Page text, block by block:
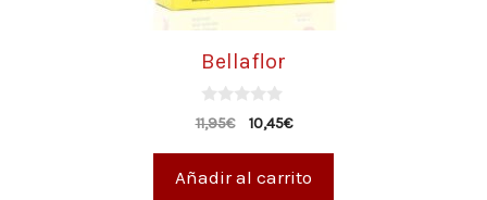
Bellaflor
0
d
11,95€ 10,45€
Añadir al carrito